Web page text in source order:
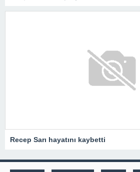
Recep Sarı hayatını kaybetti